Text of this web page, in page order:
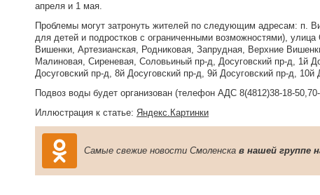
апреля и 1 мая.
Проблемы могут затронуть жителей по следующим адресам: п.
для детей и подростков с ограниченными возможностями),
Вишенки, Артезианская, Родниковая, Запрудная, Верхние
Малиновая, Сиреневая, Соловьиный пр-д, Досуговский пр-д, 1й
Досуговский пр-д, 8й Досуговский пр-д, 9й Досуговский пр-д, 10й
Подвоз воды будет организован (телефон АДС 8(4812)38-18-
Иллюстрация к статье: Яндекс.Картинки
Самые свежие новости Смоленска в нашей группе